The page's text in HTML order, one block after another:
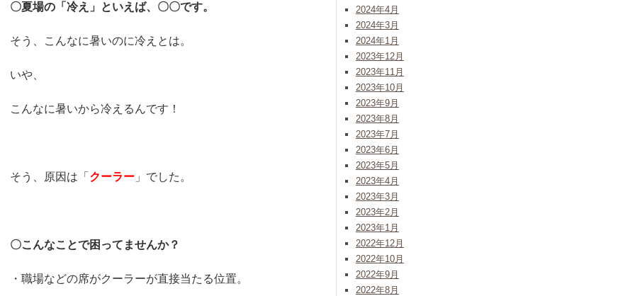
2024年4月
2024年3月
2024年1月
2023年12月
2023年11月
2023年10月
2023年9月
2023年8月
2023年7月
2023年6月
2023年5月
2023年4月
2023年3月
2023年2月
2023年1月
2022年12月
2022年10月
2022年9月
2022年8月
〇夏場の「冷え」といえば、〇〇です。
そう、こんなに暑いのに冷えとは。
いや、
こんなに暑いから冷えるんです！
そう、原因は「 クーラー 」でした。
〇こんなことで困ってませんか？
・職場などの席がクーラーが直接当たる位置。